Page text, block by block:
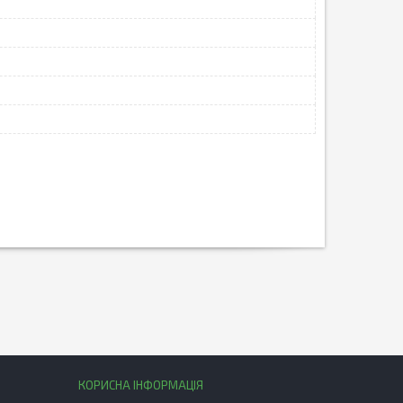
КОРИСНА ІНФОРМАЦІЯ